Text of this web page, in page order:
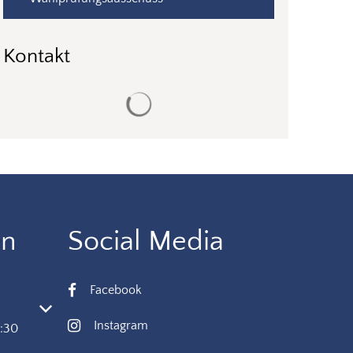
Kontakt
Schließzeiten auszublenden
Social Media
Facebook
Instagram